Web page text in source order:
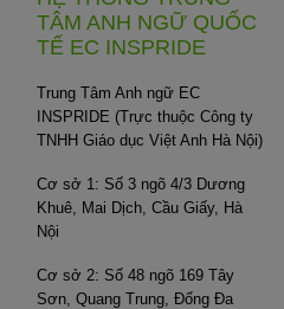
TÂM ANH NGỮ QUỐC
TẾ EC INSPRIDE
Trung Tâm Anh ngữ EC
INSPRIDE (Trực thuộc Công ty
TNHH Giáo dục Việt Anh Hà Nội)
Cơ sở 1: Số 3 ngõ 4/3 Dương
Khuê, Mai Dịch, Cầu Giấy, Hà
Nội
Cơ sở 2: Số 48 ngõ 169 Tây
Sơn, Quang Trung, Đống Đa